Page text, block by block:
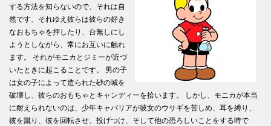
する方法を知らないので、それは自
然です、それゆえ彼らは彼らの好き
なおもちゃを押したり、台無しにし
ようとしながら、常にお互いに触れ
ます。 それがモニカとジミーが近づ
いたときに起こることです。 男の子
は女の子によって造られた砂の城を
破壊し、彼らのおもちゃとキャンディーを拾います。 しかし、モニカが本当
に耐えられないのは、少年キャバリアが彼女のウサギを苦しめ、耳を縛り、
彼を蹴り、彼を回転させ、投げつけ、そして他の恐ろしいことをする時で